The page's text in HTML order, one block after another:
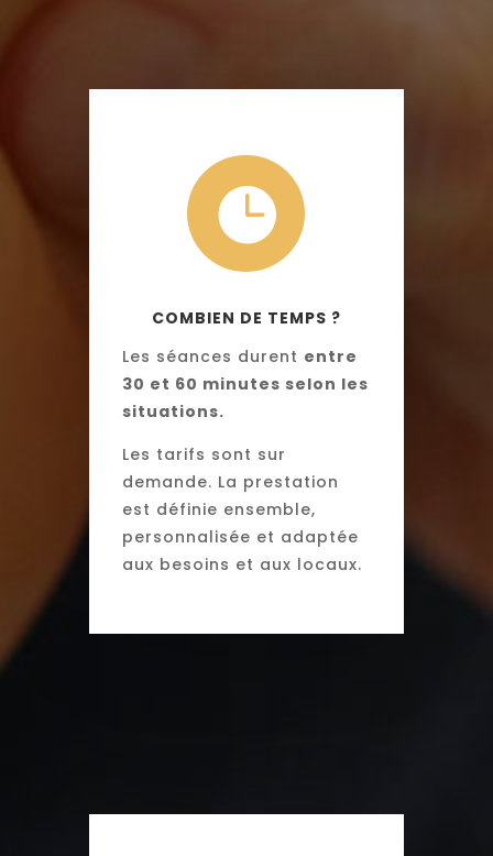

COMBIEN DE TEMPS ?
Les séances durent entre
30 et 60 minutes selon les
situations.
Les tarifs sont sur
demande. La prestation
est définie ensemble,
personnalisée et adaptée
aux besoins et aux locaux.